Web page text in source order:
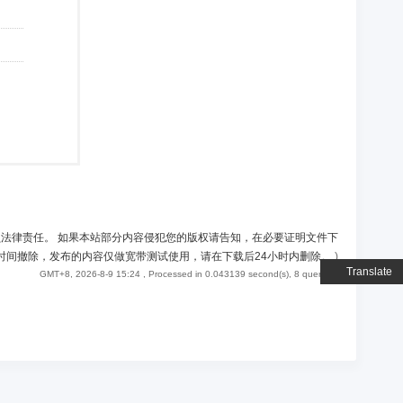
Translate
律责任。 如果本站部分内容侵犯您的版权请告知，在必要证明文件下
间撤除，发布的内容仅做宽带测试使用，请在下载后24小时内删除。)
GMT+8, 2026-8-9 15:24 , Processed in 0.043139 second(s), 8 queries .